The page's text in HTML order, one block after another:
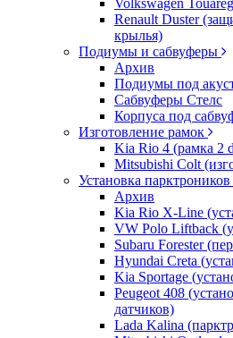
Volkswagen
Renault Duster
крылья)
Подиумы и сабвуферы
Архив
Подиумы под
Сабвуферы Стелс
Корпуса под
Изготовление рамок
Kia Rio 4 (рамка 2
Mitsubishi Colt
Установка парктроников
Архив
Kia Rio X-Line
VW Polo Liftback
Subaru Forester
Hyundai Creta
Kia Sportage
Peugeot 408
датчиков)
Lada Kalina